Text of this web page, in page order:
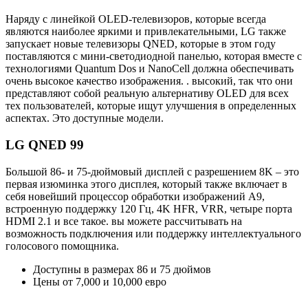
Наряду с линейкой OLED-телевизоров, которые всегда
являются наиболее яркими и привлекательными, LG также
запускает новые телевизоры QNED, которые в этом году
поставляются с мини-светодиодной панелью, которая вместе с
технологиями Quantum Dos и NanoCell должна обеспечивать
очень высокое качество изображения. . высокий, так что они
представляют собой реальную альтернативу OLED для всех
тех пользователей, которые ищут улучшения в определенных
аспектах. Это доступные модели.
LG QNED 99
Большой 86- и 75-дюймовый дисплей с разрешением 8K – это
первая изюминка этого дисплея, который также включает в
себя новейший процессор обработки изображений A9,
встроенную поддержку 120 Гц, 4K HFR, VRR, четыре порта
HDMI 2.1 и все такое. вы можете рассчитывать на
возможность подключения или поддержку интеллектуального
голосового помощника.
Доступны в размерах 86 и 75 дюймов
Цены от 7,000 и 10,000 евро